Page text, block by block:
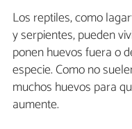
Los reptiles, como
y serpientes, pueden
ponen huevos fuera o
especie. Como no
muchos huevos para
aumente.